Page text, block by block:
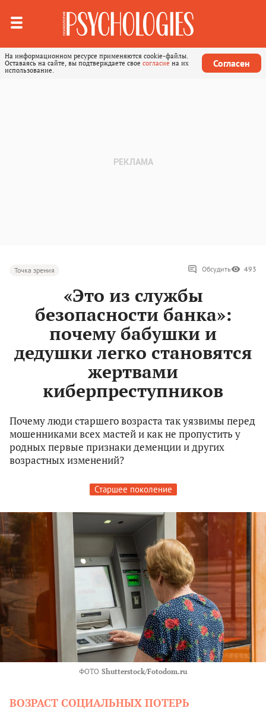
На информационном ресурсе применяются cookie-файлы.
Оставаясь на сайте, вы подтверждаете свое согласие на их
использование.
Согласен
Точка зрения Обсудить 493
«Это из службы
безопасности банка»:
почему бабушки и
дедушки легко становятся
жертвами
киберпреступников
Почему люди старшего возраста так уязвимы перед
мошенниками всех мастей и как не пропустить у
родных первые признаки деменции и других
возрастных изменений?
Старшее поколение
ФОТО Shutterstock/Fotodom.ru
ВОЗРАСТ СОЦИАЛЬНЫХ ПОТЕРЬ